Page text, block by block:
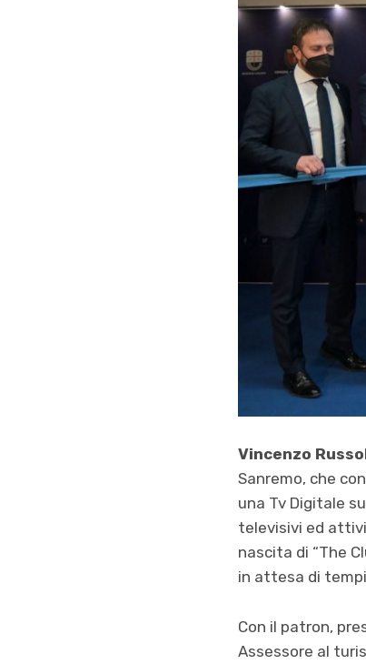
Vincenzo
Sanremo, che
una Tv Digitale
televisivi ed
nascita di “The
in attesa di
Con il patron,
Assessore al